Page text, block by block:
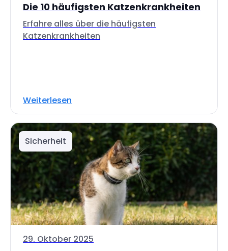
Die 10 häufigsten Katzenkrankheiten
Erfahre alles über die häufigsten
Katzenkrankheiten
Weiterlesen
Sicherheit
29. Oktober 2025